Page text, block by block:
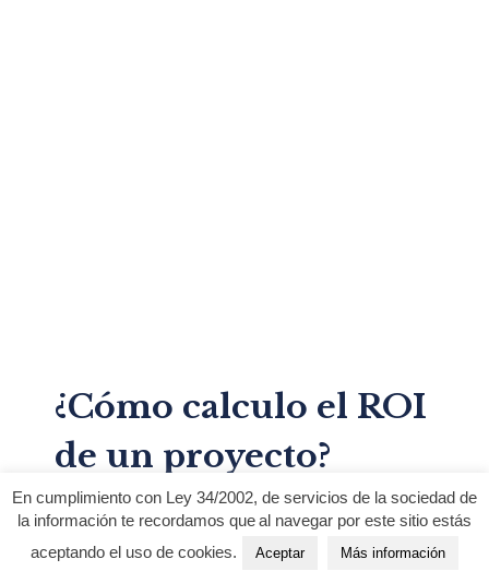
¿Cómo calculo el ROI
de un proyecto?
Fórmula de ROI del proyecto Para
determinar el retorno como un
En cumplimiento con Ley 34/2002, de servicios de la sociedad de
la información te recordamos que al navegar por este sitio estás
aceptando el uso de cookies.
Aceptar Más información